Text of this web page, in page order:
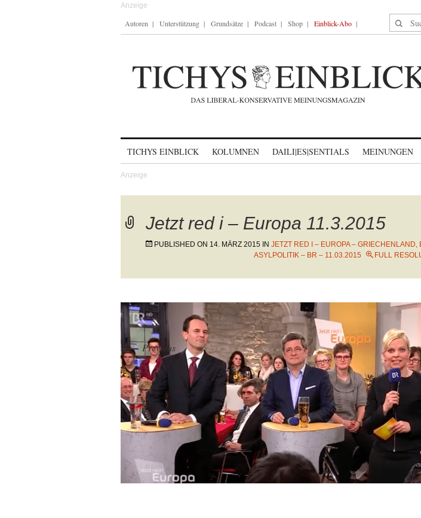
Autoren Unterstützung Grundsätze Podcast Shop Einblick-Abo Suche
TICHYS EINBLICK KOLUMNEN DAILI|ES|SENTIALS MEINUNGEN
Jetzt red i – Europa 11.3.2015
PUBLISHED ON 14. MÄRZ 2015 IN JETZT RED I – EUROPA – GRIECHENLAND,
ASYLPOLITIK – BR – 11.03.2015
FULL
← Previous